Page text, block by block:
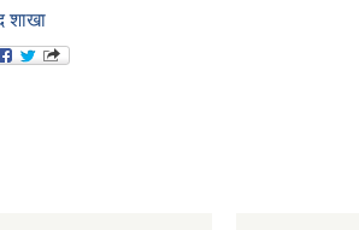
शाखा